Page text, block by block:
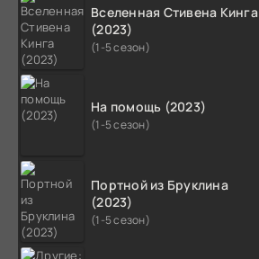
Вселенная Стивена Кинга
(2023)
(1-5 сезон)
На помощь (2023)
(1-5 сезон)
Портной из Бруклина
(2023)
(1-5 сезон)